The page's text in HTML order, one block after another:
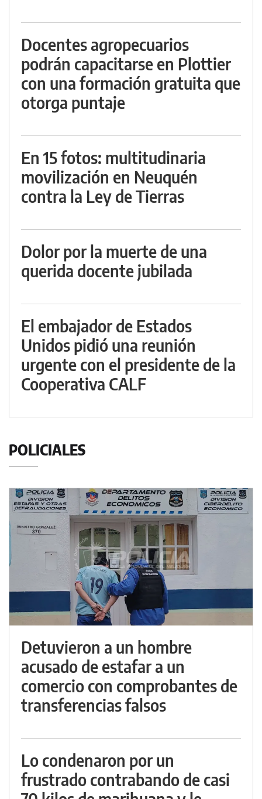
Docentes agropecuarios
podrán capacitarse en Plottier
con una formación gratuita que
otorga puntaje
En 15 fotos: multitudinaria
movilización en Neuquén
contra la Ley de Tierras
Dolor por la muerte de una
querida docente jubilada
El embajador de Estados
Unidos pidió una reunión
urgente con el presidente de la
Cooperativa CALF
POLICIALES
Detuvieron a un hombre
acusado de estafar a un
comercio con comprobantes de
transferencias falsos
Lo condenaron por un
frustrado contrabando de casi